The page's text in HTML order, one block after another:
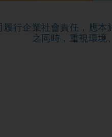
履行企業社會責任，應本
之同時，重視環境